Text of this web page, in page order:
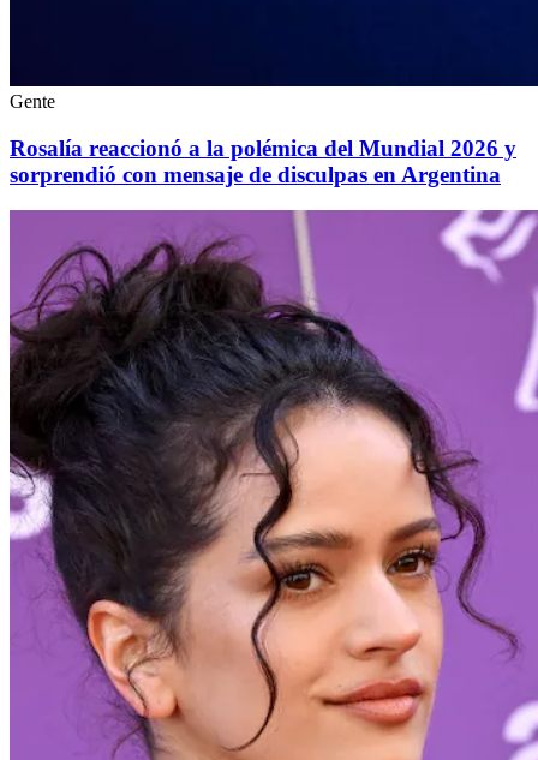
Gente
Rosalía reaccionó a la polémica del Mundial 2026 y
sorprendió con mensaje de disculpas en Argentina